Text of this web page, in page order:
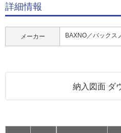
詳細情報
メーカー BAXNO／バックス
納入図面 ダ